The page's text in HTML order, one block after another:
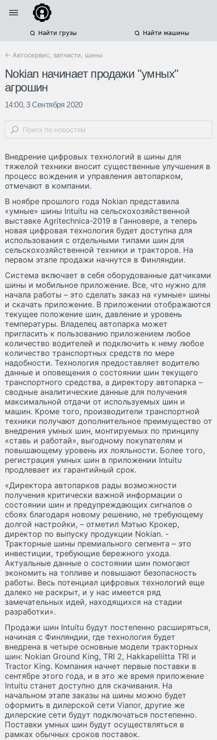
Найти грузы Найти машины
← Автосервис, запчасти, шины
Nokian начинает продажи "умных"
агрошин
14:00, 3 Сентября 2020
Внедрение цифровых технологий в шины для
тяжелой техники вносит существенные улучшения в
процесс вождения и управления автопарком,
отмечают в компании.
В ноябре прошлого года Nokian представила
«умные» шины Intuitu на сельскохозяйственной
выставке Agritechnica-2019 в Ганновере, а теперь
новая цифровая технология будет доступна для
использования с отдельными типами шин для
сельскохозяйственной техники и тракторов. На
первом этапе продажи начнутся в Финляндии.
Система включает в себя оборудованные датчиками
шины и мобильное приложение. Все, что нужно для
начала работы – это сделать заказ на «умные» шины
и скачать приложение. В приложении отображаются
текущее положение шин, давление и уровень
температуры. Владелец автопарка может
пригласить к пользованию приложением любое
количество водителей и подключить к нему любое
количество транспортных средств по мере
надобности. Технология предоставляет водителю
данные и оповещения о состоянии шин текущего
транспортного средства, а директору автопарка –
сводные аналитические данные для получения
максимальной отдачи от используемых шин и
машин. Кроме того, производители транспортной
техники получают дополнительное преимущество от
внедрения умных шин, монтируемых по принципу
«ставь и работай», выгодному покупателям и
повышающему уровень их лояльности. Более того,
регистрация умных шин в приложении Intuitu
продлевает их гарантийный срок.
«Директора автопарков рады возможности
получения критически важной информации о
состоянии шин и предупреждающих сигналов о
сбоях благодаря новому решению, не требующему
долгой настройки, – отметил Мэтью Крокер,
директор по выпуску продукции Nokian. -
Тракторные шины премиального сегмента – это
инвестиции, требующие бережного ухода.
Актуальные данные о состоянии шин помогают
экономить на топливе и повышают безопасность
работы. Весь потенциал цифровых технологий еще
далеко не раскрыт, и у нас имеется ряд
замечательных идей, находящихся на стадии
разработки».
Продажи шин Intuitu будут постепенно расширяться,
начиная с Финляндии, где технология будет
внедрена в четыре основные модели тракторных
шин: Nokian Ground King, TRI 2, Hakkapeliitta TRI и
Tractor King. Компания начнет первые поставки в
сентябре этого года, и в это же время приложение
Intuitu станет доступно для скачивания. На
начальном этапе заказы на шины можно будет
оформить в дилерской сети Vianor, другие же
дилерские сети будут подключаться постепенно.
Поставки умных шин будут осуществляться в
рамках обычных сроков поставок.